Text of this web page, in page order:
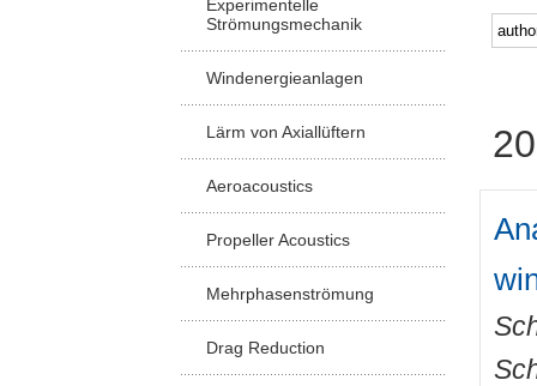
Experimentelle
Strömungsmechanik
Windenergieanlagen
Lärm von Axiallüftern
Aeroacoustics
Propeller Acoustics
Mehrphasenströmung
Drag Reduction